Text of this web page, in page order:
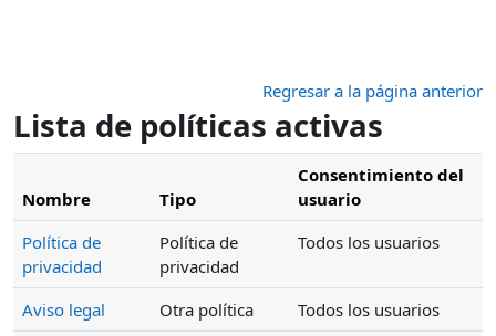
Regresar a la página anterior
Lista de políticas activas
Nombre Tipo
Consentimiento del
usuario
Política de
privacidad
Política de
privacidad
Todos los usuarios
Aviso legal Otra política
Todos los usuarios